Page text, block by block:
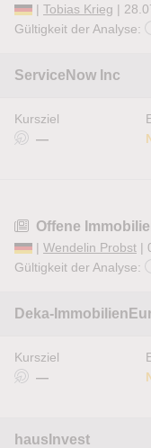
| Tobias Krieg |
Gültigkeit der Analyse:
ServiceNow Inc
Kursziel
—
Offene
| Wendelin Probst |
Gültigkeit der Analyse:
Deka-
Kursziel
—
hausInvest